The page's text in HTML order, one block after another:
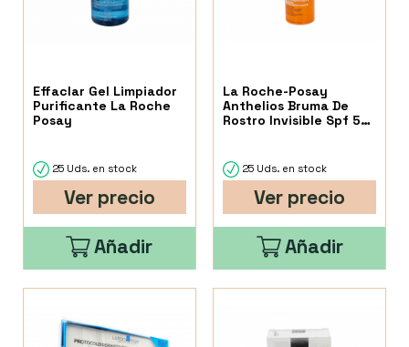
Effaclar Gel Limpiador
Purificante La Roche
Posay
25 Uds. en stock
Ver precio
Añadir
La Roche-Posay
Anthelios Bruma De
Rostro Invisible Spf 50
25 Uds. en stock
Ver precio
Añadir